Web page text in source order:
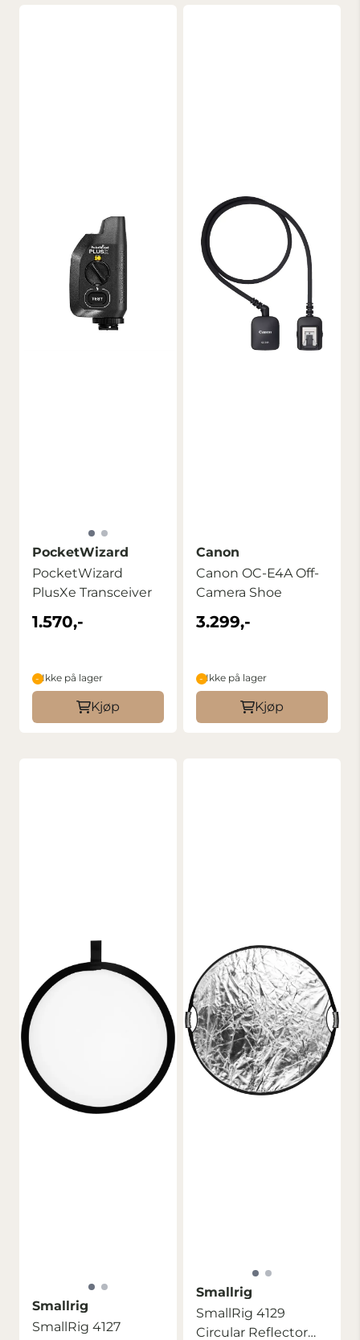
PocketWizard
PocketWizard
PlusXe Transceiver
1.570,-
Ikke på lager
Kjøp
Canon
Canon OC-E4A Off-
Camera Shoe
3.299,-
Ikke på lager
Kjøp
Smallrig
SmallRig 4127
Smallrig
SmallRig 4129
Circular Reflector